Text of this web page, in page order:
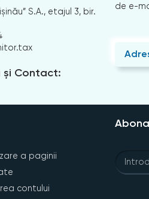
S.A., etajul 3, bir.
și Contact:
de e-
a paginii
contului